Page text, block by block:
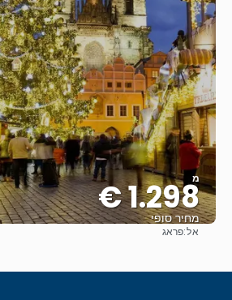
מ
1.298 €
מחיר סופי
אל:פראג